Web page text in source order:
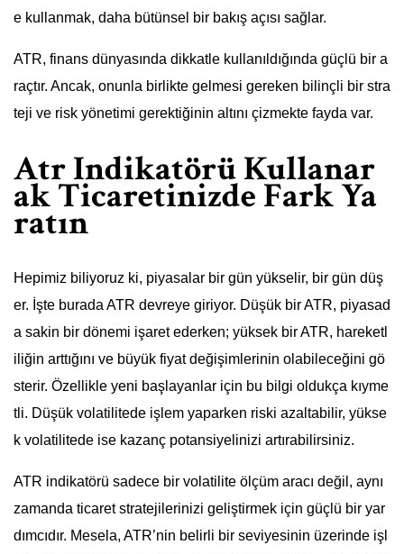
e kullanmak, daha bütünsel bir bakış açısı sağlar.
ATR, finans dünyasında dikkatle kullanıldığında güçlü bir a
raçtır. Ancak, onunla birlikte gelmesi gereken bilinçli bir stra
teji ve risk yönetimi gerektiğinin altını çizmekte fayda var.
Atr Indikatörü Kullanar
ak Ticaretinizde Fark Ya
ratın
Hepimiz biliyoruz ki, piyasalar bir gün yükselir, bir gün düş
er. İşte burada ATR devreye giriyor. Düşük bir ATR, piyasad
a sakin bir dönemi işaret ederken; yüksek bir ATR, hareketl
iliğin arttığını ve büyük fiyat değişimlerinin olabileceğini gö
sterir. Özellikle yeni başlayanlar için bu bilgi oldukça kıyme
tli. Düşük volatilitede işlem yaparken riski azaltabilir, yükse
k volatilitede ise kazanç potansiyelinizi artırabilirsiniz.
ATR indikatörü sadece bir volatilite ölçüm aracı değil, aynı
zamanda ticaret stratejilerinizi geliştirmek için güçlü bir yar
dımcıdır. Mesela, ATR’nin belirli bir seviyesinin üzerinde işl